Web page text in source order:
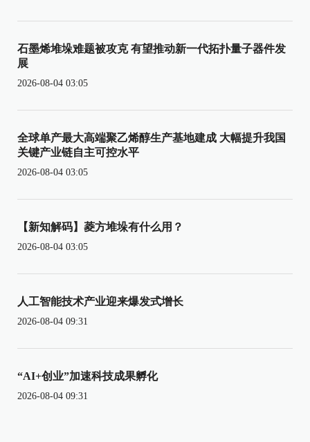
石墨烯堆垛难题被攻克 有望推动新一代拓扑量子器件发
展
2026-08-04 03:05
全球单产最大高端聚乙烯醇生产基地建成 大幅提升我国
关键产业链自主可控水平
2026-08-04 03:05
【新知解码】菱方堆垛有什么用？
2026-08-04 03:05
人工智能技术产业迎来爆发式增长
2026-08-04 09:31
“AI+创业”加速科技成果孵化
2026-08-04 09:31